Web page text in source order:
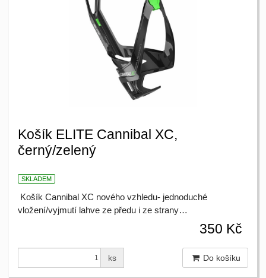
Košík ELITE Cannibal XC,
černý/zelený
SKLADEM
Košík Cannibal XC nového vzhledu- jednoduché
vložení/vyjmutí lahve ze předu i ze strany…
350 Kč
ks Do košíku